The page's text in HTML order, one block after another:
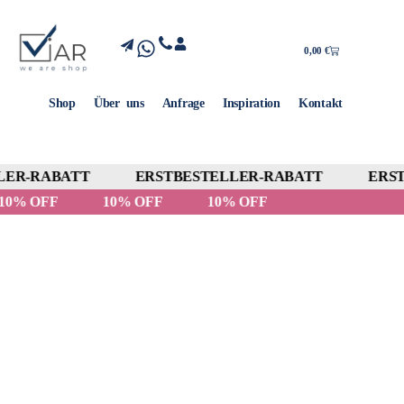
0,00 €
Shop Über uns Anfrage Inspiration Kontakt
RABATT ERSTBESTELLER-RABATT
10% OFF
10% OFF 10% OFF